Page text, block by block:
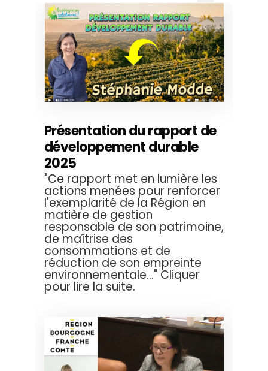
Présentation du rapport de
développement durable
2025
"Ce rapport met en lumière les
actions menées pour renforcer
l'exemplarité de la Région en
matière de gestion
responsable de son patrimoine,
de maîtrise des
consommations et de
réduction de son empreinte
environnementale..." Cliquer
pour lire la suite.